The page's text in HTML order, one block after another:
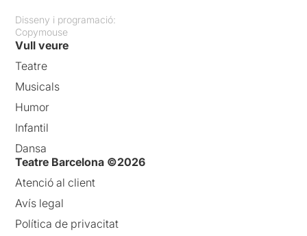
Disseny i programació:
Copymouse
Vull veure
Teatre
Musicals
Humor
Infantil
Dansa
Teatre Barcelona ©2026
Atenció al client
Avís legal
Política de privacitat